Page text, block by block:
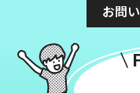
お問